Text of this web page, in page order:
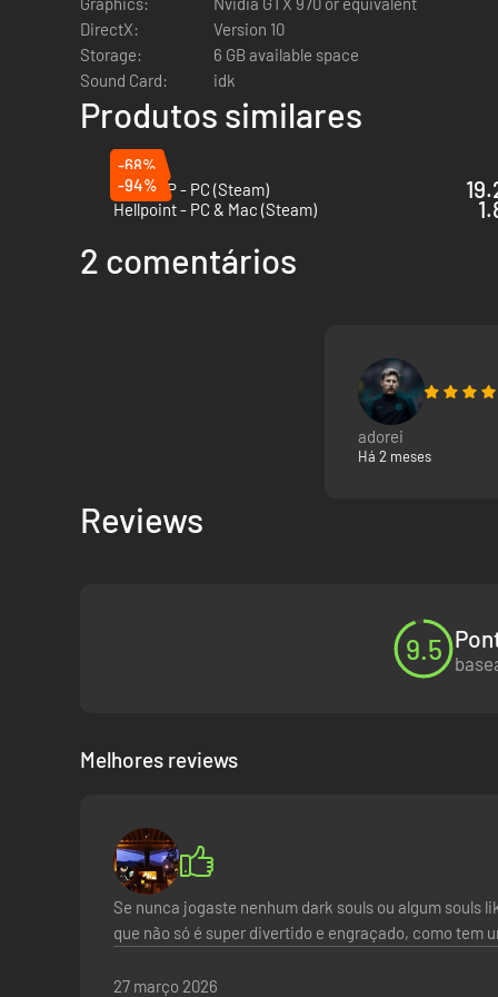
APRENDE COM A NATUREZA
À medida que Kril explora o oceano, vai ganhar várias
avassaladora força de um camarão-pistola, arma-lhes
JOGA AO TEU PRÓPRIO RITMO
Criado para ser uma experiência acessível para
DirectX:
Version 10
Storage:
6 GB available space
Sound Card:
idk
Produtos similares
-68%
Lies Of P - PC (Steam)
-94%
Hellpoint - PC & Mac (Steam)
2 comentários
adorei
Há 2 meses
Reviews
9.5
Melhores reviews
Se nunca jogaste nenhum dark souls ou algum souls
que não só é super divertido e engraçado, como tem
27 março 2026